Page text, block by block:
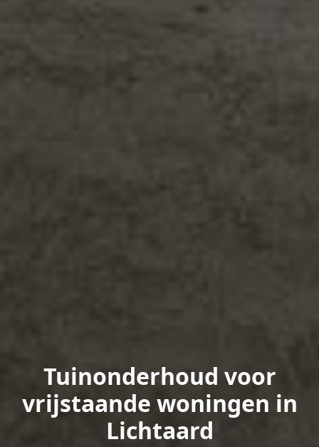
Tuinonderhoud voor
vrijstaande woningen in
Lichtaard